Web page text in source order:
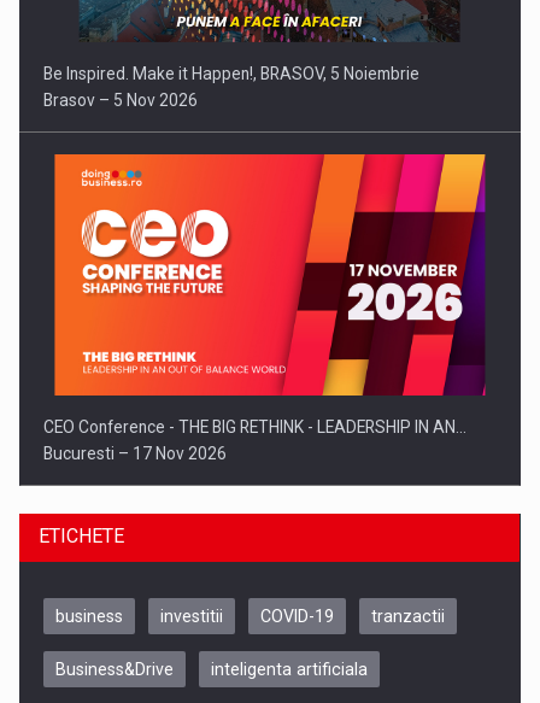
CEO Conference - THE BIG RETHINK - LEADERSHIP IN AN…
Bucuresti – 17 Nov 2026
Be Inspired. Make it Happen!, CLUJ, 9 Decembrie
ETICHETE
business investitii COVID-19 tranzactii
Business&Drive inteligenta artificiala